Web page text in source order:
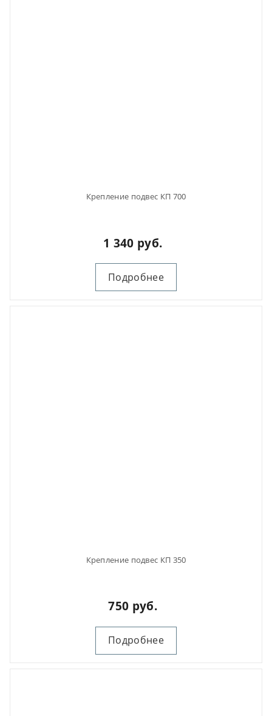
Крепление подвес КП 700
1 340 руб.
Подробнее
Крепление подвес КП 350
750 руб.
Подробнее